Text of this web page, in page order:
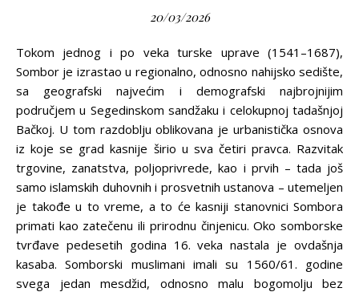
20/03/2026
Tokom jednog i po veka turske uprave (1541–1687),
Sombor je izrastao u regionalno, odnosno nahijsko sedište,
sa geografski najvećim i demografski najbrojnijim
područjem u Segedinskom sandžaku i celokupnoj tadašnjoj
Bačkoj. U tom razdoblju oblikovana je urbanistička osnova
iz koje se grad kasnije širio u sva četiri pravca. Razvitak
trgovine, zanatstva, polјoprivrede, kao i prvih – tada još
samo islamskih duhovnih i prosvetnih ustanova – utemelјen
je takođe u to vreme, a to će kasniji stanovnici Sombora
primati kao zatečenu ili prirodnu činjenicu. Oko somborske
tvrđave pedesetih godina 16. veka nastala je ovdašnja
kasaba. Somborski muslimani imali su 1560/61. godine
svega jedan mesdžid, odnosno malu bogomolјu bez